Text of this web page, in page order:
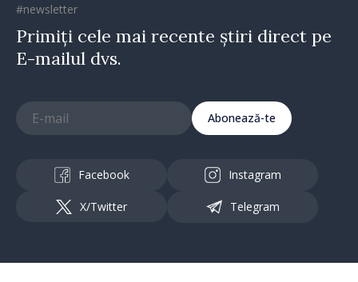
#newsletter
Primiți cele mai recente știri direct pe
E-mailul dvs.
Abonează-te
Facebook Instagram
X/Twitter Telegram